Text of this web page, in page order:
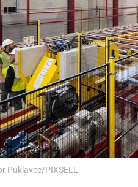
Puklavec/PIXSELL